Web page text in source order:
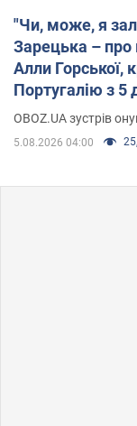
"Чи, може, я
Зарецька – про
Алли Горської,
Португалію з 5
OBOZ.UA зустрів
5.08.2026 04:00